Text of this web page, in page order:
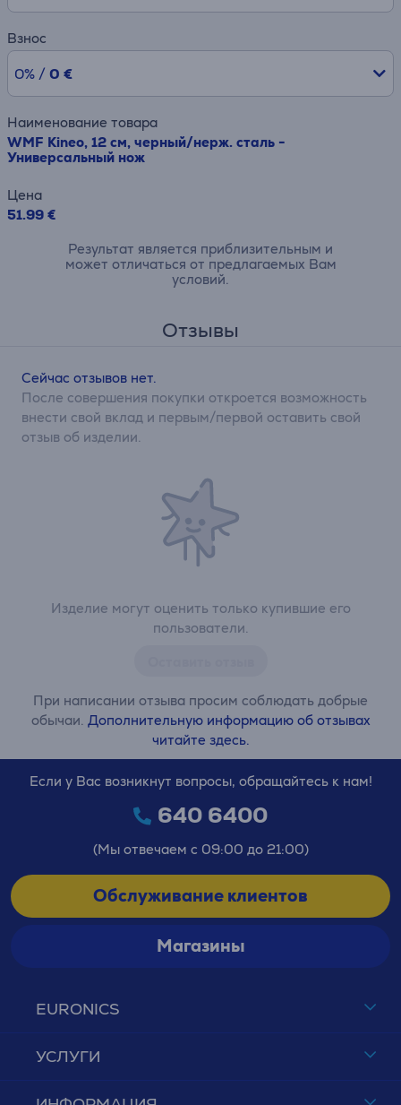
Взнос
0% / 0 €
Наименование товара
WMF Kineo, 12 см, черный/нерж. сталь -
Универсальный нож
Цена
51.99 €
Результат является приблизительным и
может отличаться от предлагаемых Вам
условий.
Отзывы
Изделие могут оценить только купившие его
пользователи.
При написании отзыва просим соблюдать добрые
обычаи. Дополнительную информацию об отзывах
читайте здесь.
Сейчас отзывов нет.
После совершения покупки откроется возможность
внести свой вклад и первым/первой оставить свой
отзыв об изделии.
EURONICS
УСЛУГИ
Если у Вас возникнут вопросы, обращайтесь к нам!
640 6400
(Мы отвечаем с 09:00 до 21:00)
Обслуживание клиентов
Магазины